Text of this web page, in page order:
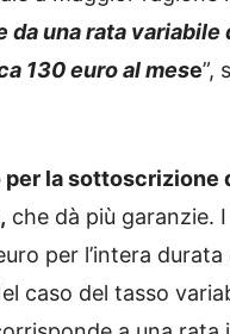
da una rata variabile
130 euro al mese”,
la sottoscrizione
che dà più garanzie.
per l’intera
caso del tasso